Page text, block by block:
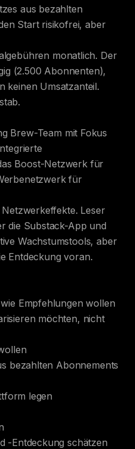
aus bezahlten
Start risikofrei, aber
monatlich. Der
(2.500 Abonnenten),
keinen Umsatzanteil.
Brew-Team mit Fokus
Boost-Netzwerk für
für
Leser
die Substack-App und
Wachstumstools, aber
Entdeckung voran.
Empfehlungen wollen
möchten, nicht
bezahlten Abonnements
legen
-Entdeckung schätzen